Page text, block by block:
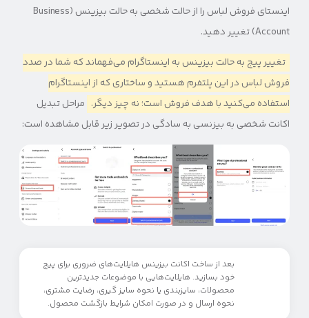
اینستای فروش لباس را از حالت شخصی به حالت بیزینس (Business
Account) تغییر دهید.
تغییر پیج به حالت بیزینس به اینستاگرام می‌فهماند که شما در صدد
فروش لباس در این پلتفرم هستید و ساختاری که از اینستاگرام
استفاده می‌کنید با هدف فروش است؛ نه چیز دیگر. مراحل تبدیل
اکانت شخصی به بیزنسی به سادگی در تصویر زیر قابل مشاهده است:
بعد از ساخت اکانت بیزینس هایلایت‌های ضروری برای پیج
خود بسازید. هایلایت‌هایی با موضوعات جدیدترین
محصولات، سایزبندی یا نحوه سایز گیری، رضایت مشتری،
نحوه ارسال و در صورت امکان شرایط بازگشت محصول.